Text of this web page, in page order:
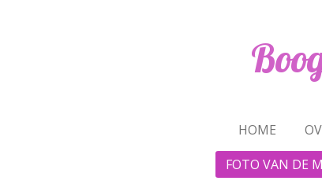
HOME
FOTO VAN DE